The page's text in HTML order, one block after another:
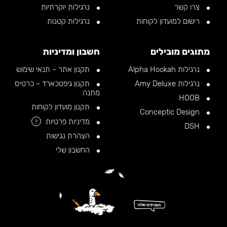
צרו קשר
רישום למועדון לקוחות
נרגילות יוקרתיות
נרגילות קטנות
מתוגים מובילים
נרגילות Alpha Hookah
נרגילות Amy Deluxe
חשבון ומדיניות
תקנון אתר – תנאי שימוש
תקנון גיפטכארד – כרטיס
מתנה
תקנון מועדון לקוחות
מדיניות פרטיות
?
הצהרת נגישות
החשבון שלי